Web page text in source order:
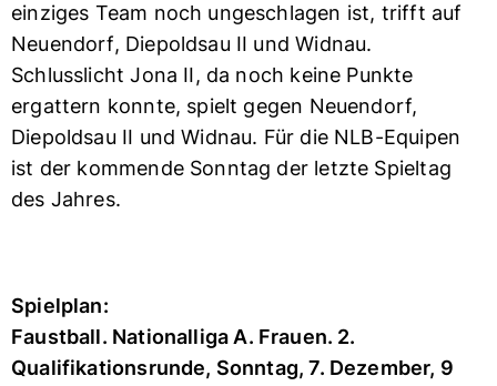
einziges Team noch ungeschlagen ist, trifft auf
Neuendorf, Diepoldsau II und Widnau.
Schlusslicht Jona II, da noch keine Punkte
ergattern konnte, spielt gegen Neuendorf,
Diepoldsau II und Widnau. Für die NLB-Equipen
ist der kommende Sonntag der letzte Spieltag
des Jahres.
Spielplan:
Faustball. Nationalliga A. Frauen. 2.
Qualifikationsrunde, Sonntag, 7. Dezember, 9